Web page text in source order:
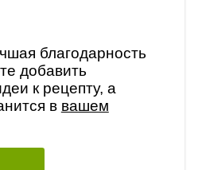
благодарность
добавить
к рецепту, а
в вашем